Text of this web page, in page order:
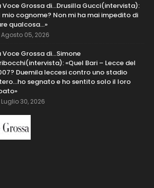
Voce Grossa di…Drusilla Gucci(intervista):
mio cognome? Non mi ha mai impedito di
qualcosa…»
Agosto 05, 2026
Voce Grossa di…Simone
«Quel Bari – Lecce del
Duemila leccesi contro uno stadio
segnato e ho sentito solo il loro
Luglio 30, 2026